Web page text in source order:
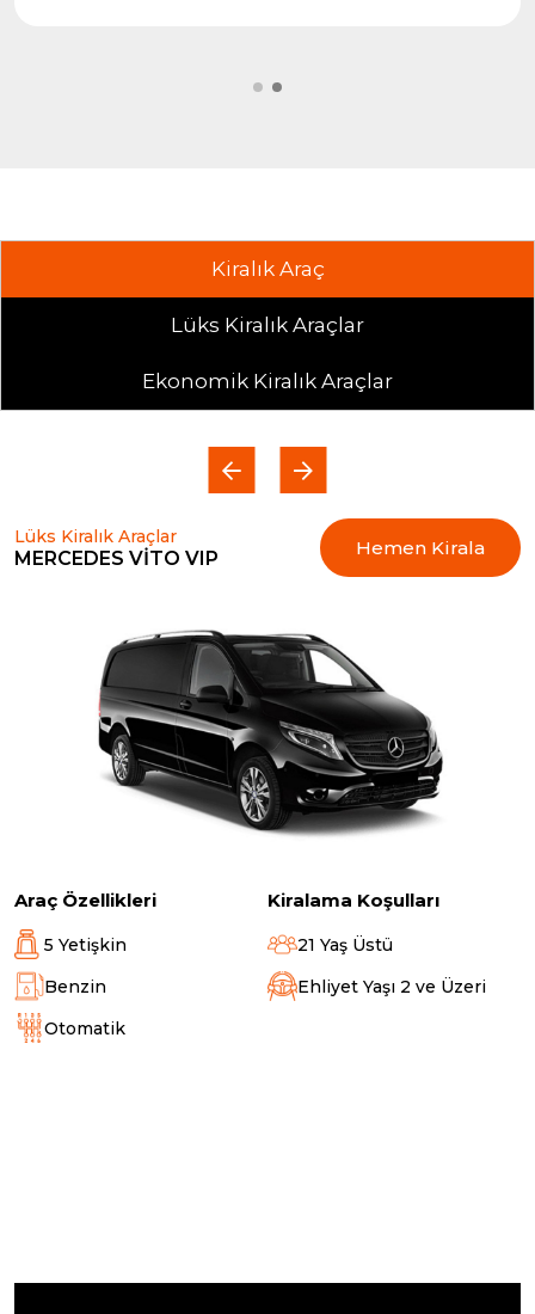
Kiralık Araç
Lüks Kiralık Araçlar
Ekonomik Kiralık Araçlar
Lüks Kiralık Araçlar
MERCEDES VİTO VIP Hemen Kirala
Araç Özellikleri
5 Yetişkin
Benzin
Otomatik
Kiralama Koşulları
21 Yaş Üstü
Ehliyet Yaşı 2 ve Üzeri